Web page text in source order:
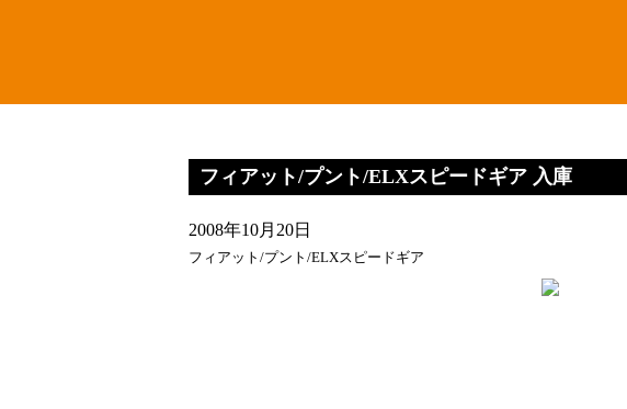
フィアット/プント/ELXスピードギア 入庫
2008年10月20日
フィアット/プント/ELXスピードギア